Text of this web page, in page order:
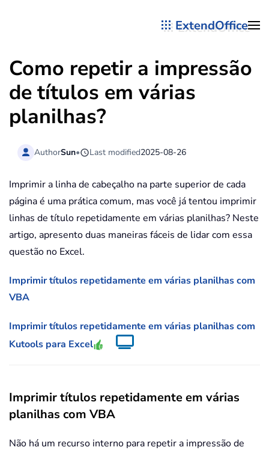
ExtendOffice
Como repetir a impressão
de títulos em várias
planilhas?
AuthorSun• Last modified2025-08-26
Imprimir a linha de cabeçalho na parte superior de cada
página é uma prática comum, mas você já tentou imprimir
linhas de título repetidamente em várias planilhas? Neste
artigo, apresento duas maneiras fáceis de lidar com essa
questão no Excel.
Imprimir títulos repetidamente em várias planilhas com
VBA
Imprimir títulos repetidamente em várias planilhas com
Kutools para Excel
Imprimir títulos repetidamente em várias
planilhas com VBA
Não há um recurso interno para repetir a impressão de